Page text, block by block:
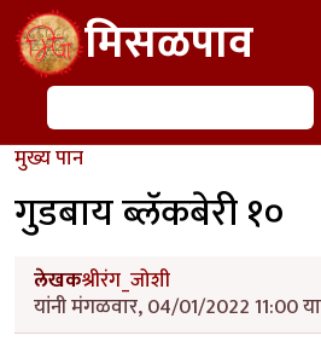
Skip to main contentमिसळपाव
शोध
मुख्य पान
गुडबाय ब्लॅकबेरी १०
लेखकश्रीरंग_जोशी
यांनी मंगळवार, 04/01/2022 11:00